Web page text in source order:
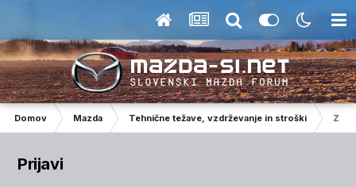
Domov Mazda Tehnične težave, vzdrževanje in stroški
Prijavi